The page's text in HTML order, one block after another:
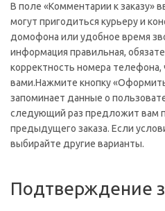
В поле «Комментарии к заказу»
могут пригодиться курьеру и
домофона или удобное время
информация правильная,
корректность номера телефона,
вами.Нажмите кнопку
запоминает данные о
следующий раз предложит вам
предыдущего заказа. Если
выбирайте другие варианты.
Подтверждение